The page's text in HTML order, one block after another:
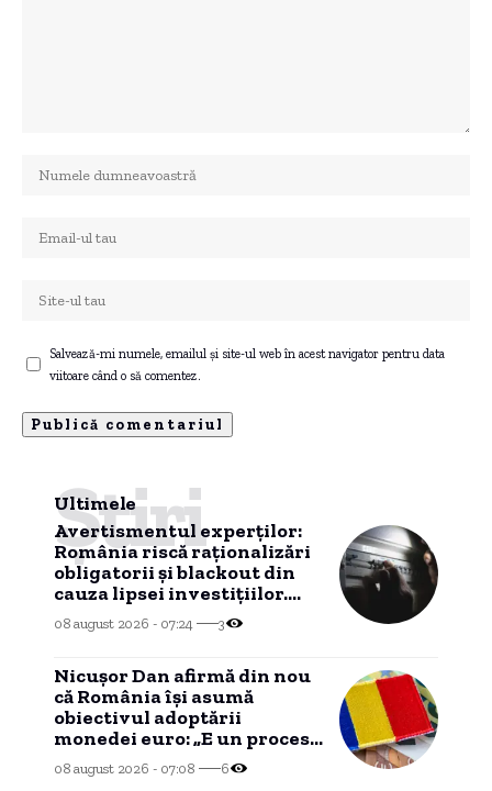
Salvează-mi numele, emailul și site-ul web în acest navigator pentru data
viitoare când o să comentez.
Ultimele
Știri
Avertismentul experților:
România riscă raționalizări
obligatorii și blackout din
cauza lipsei investițiilor.
Apel către ANRE
08 august 2026 - 07:24 3
Nicușor Dan afirmă din nou
că România își asumă
obiectivul adoptării
monedei euro: „E un proces
de durată care trebuie
prioritizat”
08 august 2026 - 07:08 6